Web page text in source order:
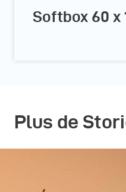
Softbox 60 x
Plus de